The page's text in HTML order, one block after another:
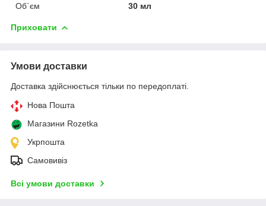
Об`єм
30 мл
Приховати
Умови доставки
Доставка здійснюється тільки по передоплаті.
Нова Пошта
Магазини Rozetka
Укрпошта
Самовивіз
Всі умови доставки